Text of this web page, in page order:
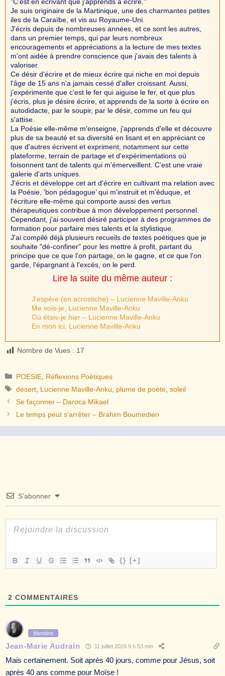
"C'est en écrivant que j'apprends à écrire."
Je suis originaire de la Martinique, une des charmantes petites
iles de la Caraïbe, et vis au Royaume-Uni.
J'écris depuis de nombreuses années, et ce sont les autres,
dans un premier temps, qui par leurs nombreux
encouragements et appréciations a la lecture de mes textes
m'ont aidée à prendre conscience que j'avais des talents à
valoriser.
Ce désir d'écrire et de mieux écrire qui niche en moi depuis
l'âge de 15 ans n'a jamais cessé d'aller croissant. Aussi,
j’expérimente que c'est le fer qui aiguise le fer, et que plus
j'écris, plus je désire écrire, et apprends de la sorte à écrire en
autodidacte, par le soupir, par le désir, comme un feu qui
s'attise.
La Poésie elle-même m'enseigne, j'apprends d'elle et découvre
plus de sa beauté et sa diversité en lisant et en appréciant ce
que d'autres écrivent et expriment, notamment sur cette
plateforme, terrain de partage et d'expérimentations où
foisonnent tant de talents qui m'émerveillent. C'est une vraie
galerie d'arts uniques.
J'écris et développe cet art d'écrire en cultivant ma relation avec
la Poésie, 'bon pédagogue’ qui m'instruit et m'éduque, et
l'écriture elle-même qui comporte aussi des vertus
thérapeutiques contribue à mon développement personnel.
Cependant, j'ai souvent désiré participer à des programmes de
formation pour parfaire mes talents et la stylistique.
J'ai compilé déjà plusieurs recueils de textes poétiques que je
souhaite "dé-confiner" pour les mettre à profit, partant du
principe que ce que l'on partage, on le gagne, et ce que l'on
garde, l'épargnant à l'excès, on le perd.
Lire la suite du même auteur :
J’espère (en acrostiche) – Lucienne Maville-Anku
Me vois-je, Lucienne Maville-Anku
Où étais-je hier – Lucienne Maville-Anku
En mon ici, Lucienne Maville-Anku
Nombre de Vues : 17
Catégories
POESIE Réflexions Poétiques
Étiquettes
désert Lucienne Maville-Anku plume de poète ,soleil
Se façonner – Daroca Mikael
Le temps peut s’arrêter – Brahim Boumedien
S’abonner
{} [+]
2 COMMENTAIRES
Membre
Jean-Marie Audrain 11 juillet 2026 9 h 53 min
Mais certainement. Soit après 40 jours, comme pour Jésus, soit
après 40 ans comme pour Moïse !